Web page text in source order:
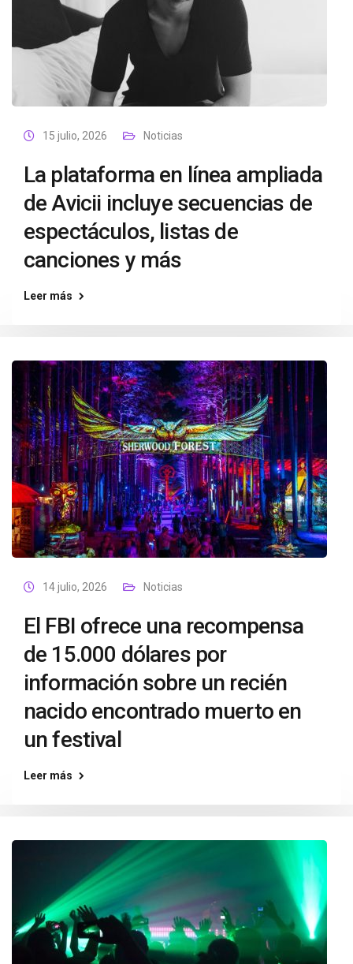
15 julio, 2026 Noticias
La plataforma en línea ampliada
de Avicii incluye secuencias de
espectáculos, listas de
canciones y más
Leer más
14 julio, 2026 Noticias
El FBI ofrece una recompensa
de 15.000 dólares por
información sobre un recién
nacido encontrado muerto en
un festival
Leer más